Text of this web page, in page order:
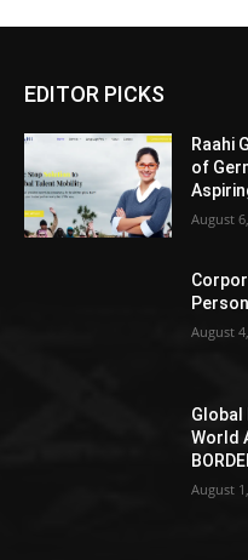
EDITOR PICKS
Raahi
of
August
August
Global
World
August